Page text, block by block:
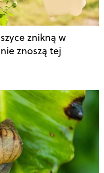
znikną w
znoszą tej